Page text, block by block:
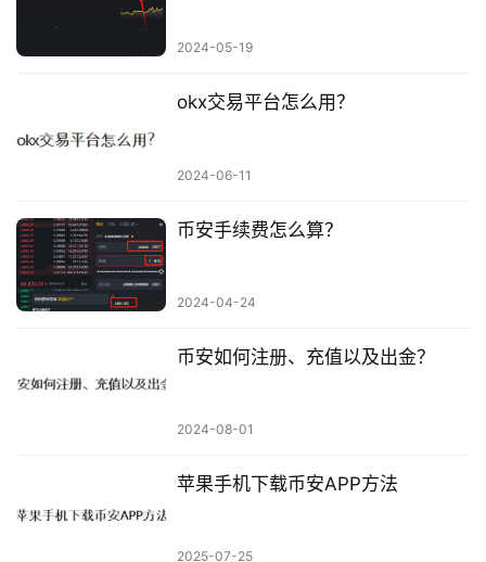
2024-05-19
okx交易平台怎么用？
2024-06-11
币安手续费怎么算？
2024-04-24
币安如何注册、充值以及出金？
2024-08-01
苹果手机下载币安APP方法
2025-07-25